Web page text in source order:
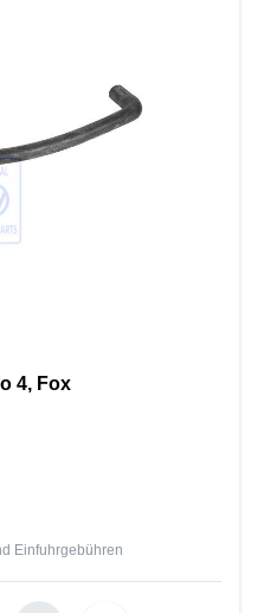
4, Fox
Einfuhrgebühren